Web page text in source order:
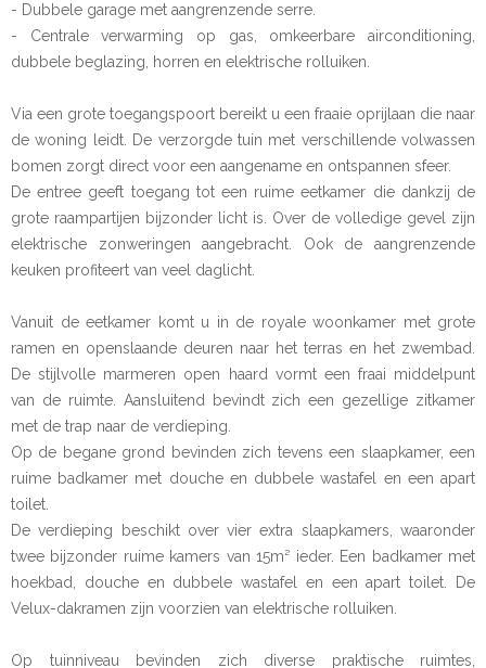
- Dubbele garage met aangrenzende serre.
- Centrale verwarming op gas, omkeerbare airconditioning,
dubbele beglazing, horren en elektrische rolluiken.
Via een grote toegangspoort bereikt u een fraaie oprijlaan die naar
de woning leidt. De verzorgde tuin met verschillende volwassen
bomen zorgt direct voor een aangename en ontspannen sfeer.
De entree geeft toegang tot een ruime eetkamer die dankzij de
grote raampartijen bijzonder licht is. Over de volledige gevel zijn
elektrische zonweringen aangebracht. Ook de aangrenzende
keuken profiteert van veel daglicht.
Vanuit de eetkamer komt u in de royale woonkamer met grote
ramen en openslaande deuren naar het terras en het zwembad.
De stijlvolle marmeren open haard vormt een fraai middelpunt
van de ruimte. Aansluitend bevindt zich een gezellige zitkamer
met de trap naar de verdieping.
Op de begane grond bevinden zich tevens een slaapkamer, een
ruime badkamer met douche en dubbele wastafel en een apart
toilet.
De verdieping beschikt over vier extra slaapkamers, waaronder
twee bijzonder ruime kamers van 15m² ieder. Een badkamer met
hoekbad, douche en dubbele wastafel en een apart toilet. De
Velux-dakramen zijn voorzien van elektrische rolluiken.
Op tuinniveau bevinden zich diverse praktische ruimtes,